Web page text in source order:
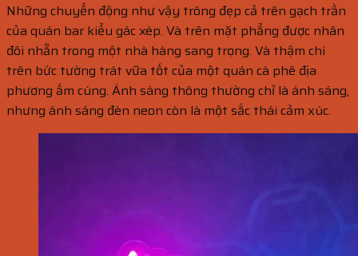
Những chuyển động như vậy trông đẹp cả trên gạch trần
của quán bar kiểu gác xép. Và trên mặt phẳng được nhân
đôi nhẵn trong một nhà hàng sang trọng. Và thậm chí
trên bức tường trát vữa tốt của một quán cà phê địa
phương ấm cúng. Ánh sáng thông thường chỉ là ánh sáng,
nhưng ánh sáng đèn neon còn là một sắc thái cảm xúc.